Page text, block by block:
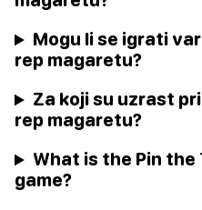
Mogu li se igrati
rep magaretu?
Za koji su uzrast
rep magaretu?
What is the Pin the
game?